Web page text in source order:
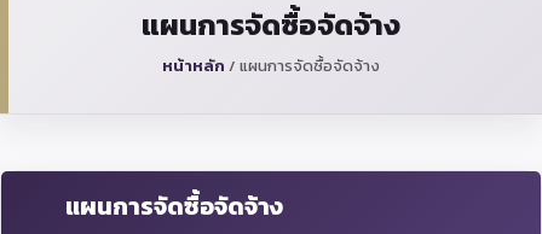
แผนการจัดซื้อจัดจ้าง
หน้าหลัก / แผนการจัดซื้อจัดจ้าง
แผนการจัดซื้อจัดจ้าง